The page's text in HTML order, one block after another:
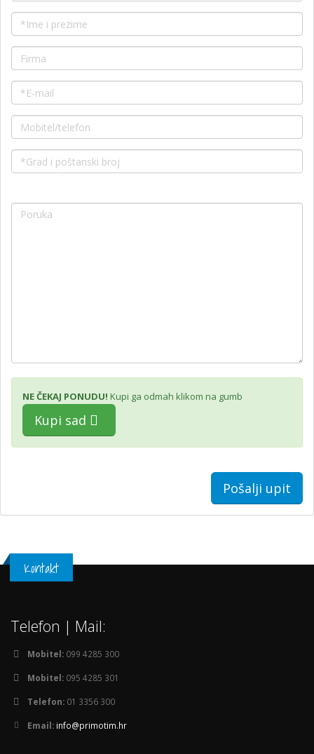
NE ČEKAJ PONUDU! Kupi ga odmah klikom na gumb
Kupi sad
Pošalji upit
Kontakt
Telefon | Mail:
Mobitel: 099 4285 300
Mobitel: 095 4285 301
Telefon: 01 3356 300
Email: info@primotim.hr